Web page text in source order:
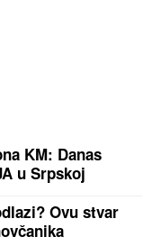
KM: Danas
u Srpskoj
Ovu stvar